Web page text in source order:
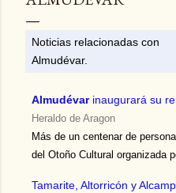
Noticias relacionadas con
Almudévar.
Almudévarinaugurará su
Heraldo de Aragon
Más de un centenar de
del Otoño Cultural organizada
Tamarite, Altorricón y